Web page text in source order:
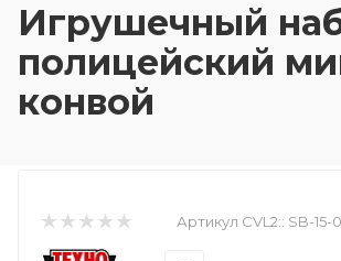
Игрушечный
полицейский
конвой
Артикул CVL2:: SB-15-